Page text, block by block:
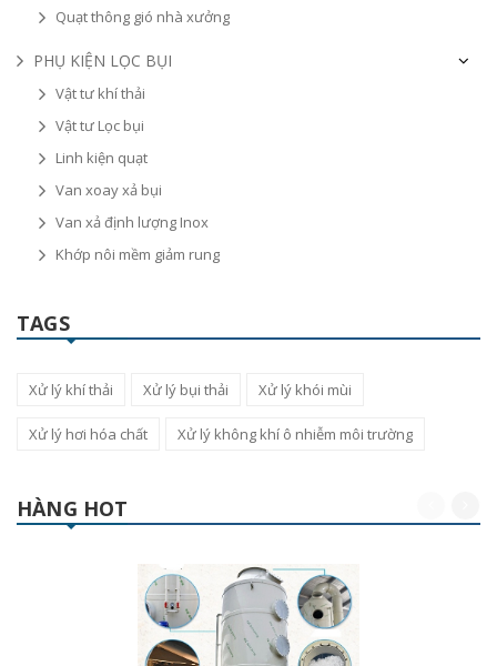
Quạt thông gió nhà xưởng
PHỤ KIỆN LỌC BỤI
Vật tư khí thải
Vật tư Lọc bụi
Linh kiện quạt
Van xoay xả bụi
Van xả định lượng Inox
Khớp nôi mềm giảm rung
TAGS
Xử lý khí thải Xử lý bụi thải Xử lý khói mùi
Xử lý hơi hóa chất Xử lý không khí ô nhiễm môi trường
HÀNG HOT